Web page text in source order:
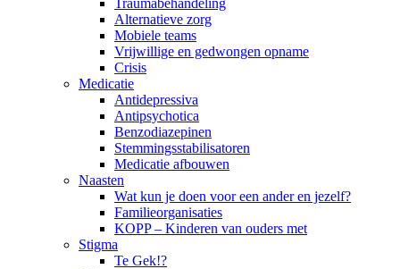
Traumabehandeling
Alternatieve zorg
Mobiele teams
Vrijwillige en gedwongen opname
Crisis
Medicatie
Antidepressiva
Antipsychotica
Benzodiazepinen
Stemmingsstabilisatoren
Medicatie afbouwen
Naasten
Wat kun je doen voor een ander en jezelf?
Familieorganisaties
KOPP – Kinderen van ouders met
Stigma
Te Gek!?